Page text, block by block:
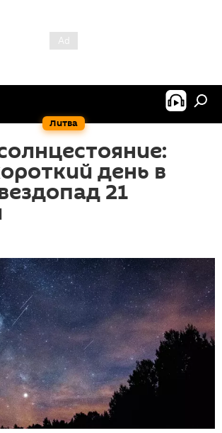
Литва
день в
21